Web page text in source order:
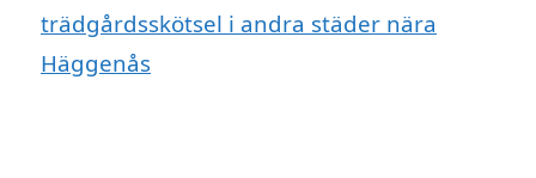
trädgårdsskötsel i andra städer nära
Häggenås